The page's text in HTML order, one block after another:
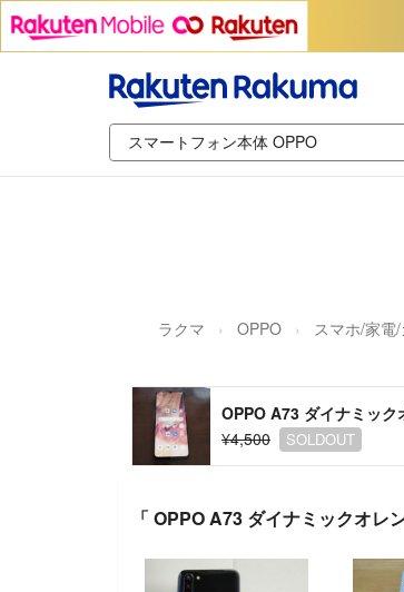
ラクマ OPPO スマホ/家電
OPPO A73 ダイナミック
¥4,500
SOLDOUT
「 OPPO A73 ダイナミックオレ